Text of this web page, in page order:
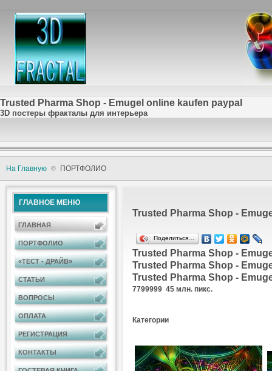
Trusted Pharma Shop - Emugel online kaufen paypal
3D постеры фракталы для интерьера
На Главную ПОРТФОЛИО
ГЛАВНОЕ МЕНЮ
ГЛАВНАЯ
ПОРТФОЛИО
«ТЕСТ - ДРАЙВ»
СТАТЬИ
ВОПРОСЫ
ОПЛАТА
РЕГИСТРАЦИЯ
КОНТАКТЫ
Trusted Pharma Shop -
Поделиться…
Trusted Pharma Shop -
Trusted Pharma Shop -
Trusted Pharma Shop -
7799999 45 млн. пикс.
Категории